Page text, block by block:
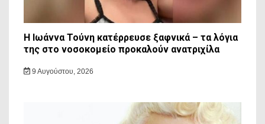
Η Ιωάννα Τούνη κατέρρευσε ξαφνικά – τα λόγια
της στο νοσοκομείο προκαλούν ανατριχίλα
9 Αυγούστου, 2026